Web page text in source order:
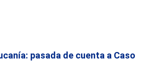
pasada de cuenta a Caso